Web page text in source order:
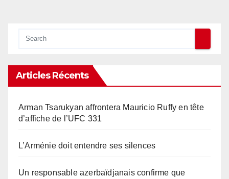
Articles Récents
Arman Tsarukyan affrontera Mauricio Ruffy en tête
d’affiche de l’UFC 331
L’Arménie doit entendre ses silences
Un responsable azerbaïdjanais confirme que